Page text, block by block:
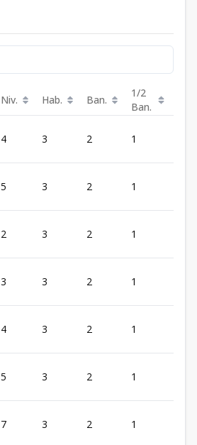
Niv. Hab. Ban.
1/2
Ban.
4 3 2 1
5 3 2 1
2 3 2 1
3 3 2 1
4 3 2 1
5 3 2 1
7 3 2 1